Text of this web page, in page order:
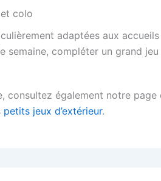
colo
adaptées aux
semaine, compléter un grand
consultez également notre page
petits jeux d’extérieur.